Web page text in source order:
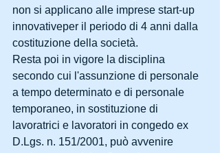
non si applicano alle imprese start-up
innovativeper il periodo di 4 anni dalla
costituzione della società.
Resta poi in vigore la disciplina
secondo cui l'assunzione di personale
a tempo determinato e di personale
temporaneo, in sostituzione di
lavoratrici e lavoratori in congedo ex
D.Lgs. n. 151/2001, può avvenire